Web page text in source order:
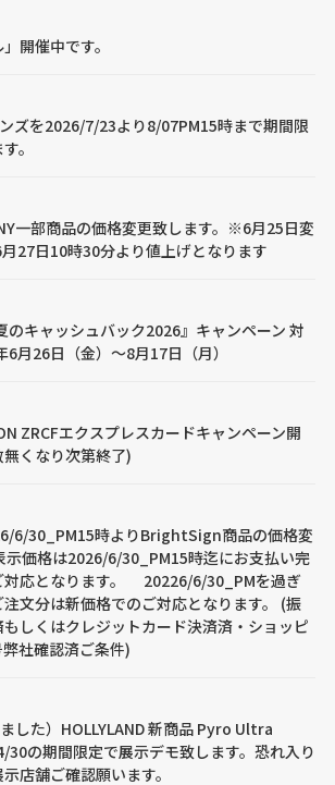
開催中です。
ズを2026/7/23より8/07PM15時まで期間限
。
一部商品の価格変更致します。※6月25日変
27日10時30分より値上げとなります
のキャッシュバック2026』キャンペーン 対
月26日（金）～8月17日（月）
ZRCFエクスプレスカードキャンペーン開
くなり次第終了)
6/30_PM15時よりBrightSign商品の価格変
示価格は2026/6/30_PM15時迄にお支払い完
対応となります。 20226/6/30_PMを過ぎ
文分は新価格でのご対応となります。 (振
しくはクレジットカード決済済・ショッピ
社確認済ご条件)
した）HOLLYLAND 新商品 Pyro Ultra
30の期間限定で展示デモ致します。恐れ入り
店舗ご確認願います。